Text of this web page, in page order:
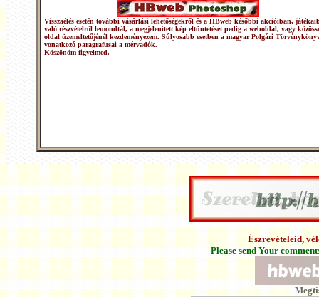
Visszaélés esetén további vásárlási lehetőségekről és a HBweb későbbi akcióiban,
való részvételről lemondtál, a megjelenített kép eltüntetését pedig a weboldal, vagy
oldal üzemeltetőjénél kezdeményezem. Súlyosabb esetben a magyar Polgári
vonatkozó paragrafusai a mérvadók.
Köszönöm figyelmed.
Észrevételeid,
Please send Your